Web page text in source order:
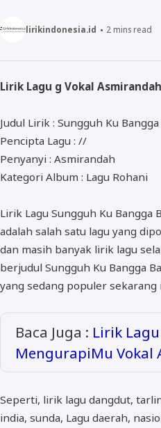
lirikindonesia.id 2mins read
Lirik Lagu g Vokal Asmirandah
Judul Lirik : Sungguh Ku Bangga
Pencipta Lagu : //
Penyanyi : Asmirandah
Kategori Album : Lagu Rohani
Lirik Lagu Sungguh Ku Bangga
adalah salah satu lagu yang
dan masih banyak lirik lagu
berjudul Sungguh Ku Bangga
yang sedang populer sekarang
Baca Juga : Lirik
MengurapiMu Vokal
Seperti, lirik lagu dangdut,
india, sunda, Lagu daerah,